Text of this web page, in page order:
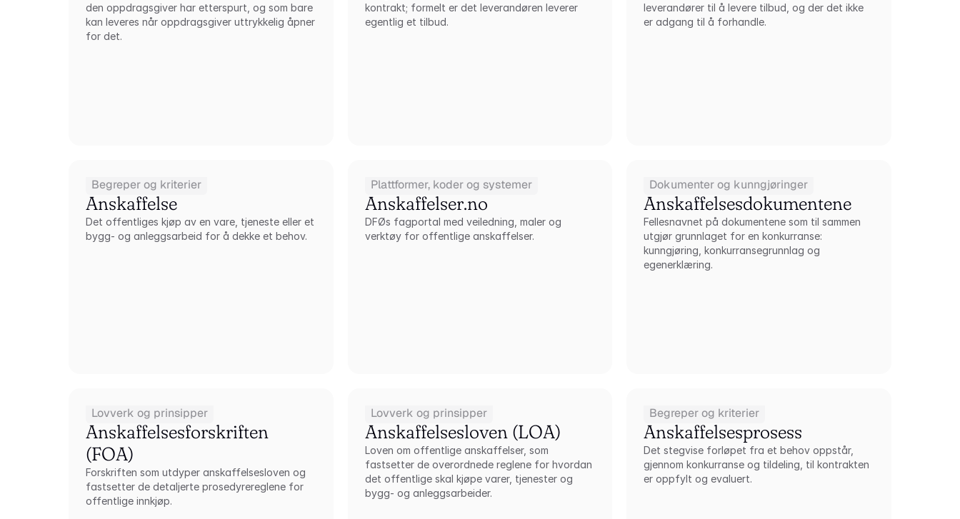
den oppdragsgiver har etterspurt, og som bare
kan leveres når oppdragsgiver uttrykkelig åpner
for det.
kontrakt; formelt er det leverandøren leverer
egentlig et tilbud.
leverandører til å levere tilbud, og der det ikke
er adgang til å forhandle.
Begreper og kriterier
Anskaffelse
Det offentliges kjøp av en vare, tjeneste eller et
bygg- og anleggsarbeid for å dekke et behov.
Plattformer, koder og systemer
Anskaffelser.no
DFØs fagportal med veiledning, maler og
verktøy for offentlige anskaffelser.
Dokumenter og kunngjøringer
Anskaffelsesdokumentene
Fellesnavnet på dokumentene som til sammen
utgjør grunnlaget for en konkurranse:
kunngjøring, konkurransegrunnlag og
egenerklæring.
Lovverk og prinsipper
Anskaffelsesforskriften
(FOA)
Forskriften som utdyper anskaffelsesloven og
fastsetter de detaljerte prosedyrereglene for
offentlige innkjøp.
Lovverk og prinsipper
Anskaffelsesloven (LOA)
Loven om offentlige anskaffelser, som
fastsetter de overordnede reglene for hvordan
det offentlige skal kjøpe varer, tjenester og
bygg- og anleggsarbeider.
Begreper og kriterier
Anskaffelsesprosess
Det stegvise forløpet fra et behov oppstår,
gjennom konkurranse og tildeling, til kontrakten
er oppfylt og evaluert.